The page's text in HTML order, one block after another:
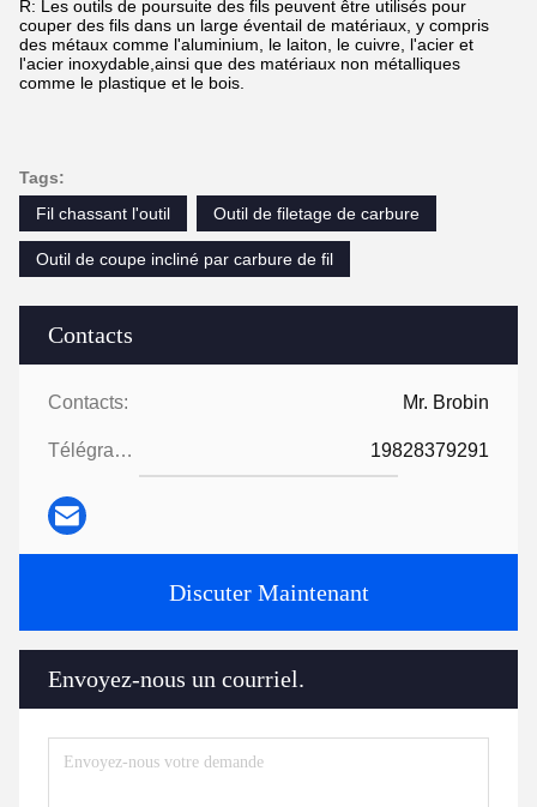
Contacts
Contacts: Mr. Brobin
Télégramme: 19828379291
Discuter Maintenant
Envoyez-nous un courriel.
R: Les outils de poursuite des fils peuvent être utilisés pour
couper des fils dans un large éventail de matériaux, y compris
des métaux comme l'aluminium, le laiton, le cuivre, l'acier et
l'acier inoxydable,ainsi que des matériaux non métalliques
comme le plastique et le bois.
Tags:
Fil chassant l'outil
Outil de filetage de carbure
Outil de coupe incliné par carbure de fil